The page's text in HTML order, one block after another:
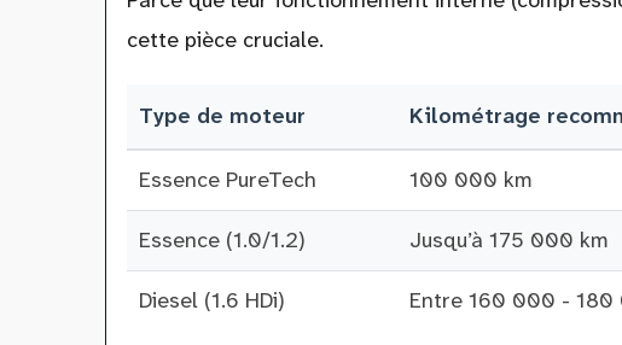
cette pièce cruciale.
Type de moteur Kilométrage
Essence PureTech 100 000 km
Essence (1.0/1.2) Jusqu’à 175 000 km
Diesel (1.6 HDi) Entre 160 000 - 180